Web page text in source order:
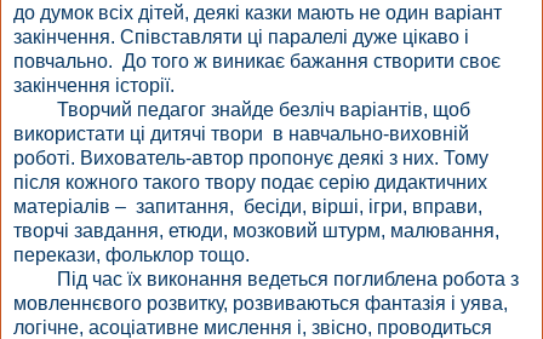
до думок всіх дітей, деякі казки мають не один варіант
закінчення. Співставляти ці паралелі дуже цікаво і
повчально. До того ж виникає бажання створити своє
закінчення історії.
Творчий педагог знайде безліч варіантів, щоб
використати ці дитячі твори в навчально-виховній
роботі. Вихователь-автор пропонує деякі з них. Тому
після кожного такого твору подає серію дидактичних
матеріалів – запитання, бесіди, вірші, ігри, вправи,
творчі завдання, етюди, мозковий штурм, малювання,
перекази, фольклор тощо.
Під час їх виконання ведеться поглиблена робота з
мовленнєвого розвитку, розвиваються фантазія і уява,
логічне, асоціативне мислення і, звісно, проводиться